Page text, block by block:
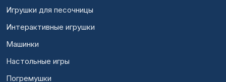
Игрушки для песочницы
Интерактивные игрушки
Машинки
Настольные игры
Погремушки